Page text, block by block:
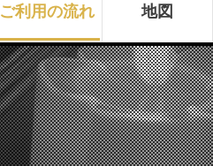
ご利用の流れ 地図